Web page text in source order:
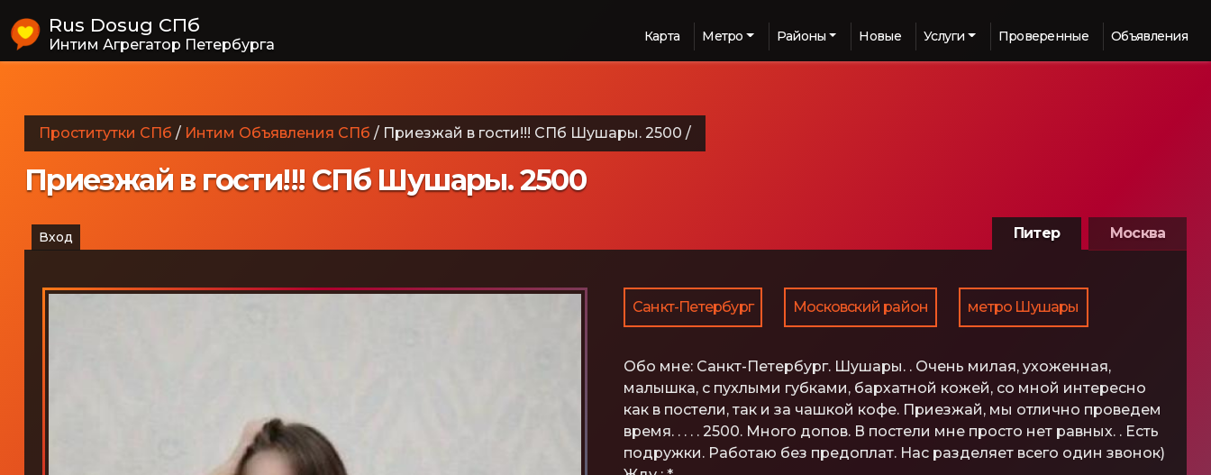
Rus Dosug СПб
Интим Агрегатор Петербурга Карта Метро Районы Новые Услуги Проверенные Объявления
Проститутки СПб / Интим Объявления СПб / Приезжай в гости!!! СПб Шушары. 2500 /
Приезжай в гости!!! СПб Шушары. 2500
Вход Москва
Питер
Санкт-Петербург Московский район метро Шушары
Обо мне: Санкт-Петербург. Шушары. . Очень милая, ухоженная,
малышка, с пухлыми губками, бархатной кожей, со мной интересно
как в постели, так и за чашкой кофе. Приезжай, мы отлично проведем
время. . . . . 2500. Много допов. В постели мне просто нет равных. . Есть
подружки. Работаю без предоплат. Нас разделяет всего один звонок)